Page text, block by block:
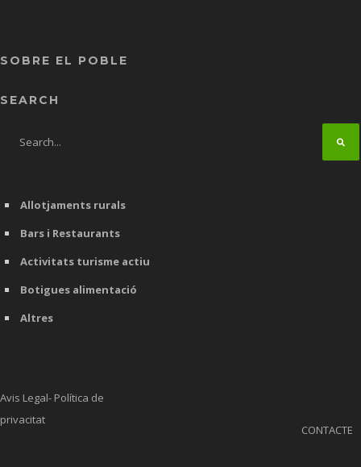
SOBRE EL POBLE
SEARCH
Allotjaments rurals
Bars i Restaurants
Activitats turisme actiu
Botigues alimentació
Altres
Avis Legal- Política de
privacitat
CONTACTE